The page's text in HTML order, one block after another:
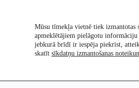
Mūsu tīmekļa vietnē tiek izmantotas
apmeklētājiem pielāgotu
jebkurā brīdī ir iespēja piekrist,
skatīt sīkdatņu izmantošanas